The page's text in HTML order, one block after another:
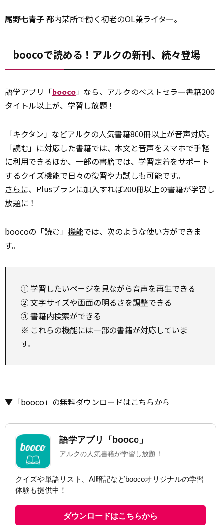
尾野七青子都内某所で働く初老のOL兼ライター。
boocoで読める！アルクの新刊、続々登場
語学アプリ「booco」なら、アルクのベストセラー書籍200
タイトル以上が、学習し放題！
「キクタン」などアルクの人気書籍800冊以上が音声対応。
「読む」に対応した書籍では、本文と音声をスマホで手軽
に利用できるほか、一部の書籍では、学習定着をサポート
するクイズ機能で日々の復習や力試しも可能です。
さらに、Plusプランに加入すれば200冊以上の書籍が学習し
放題に！
boocoの「読む」 機能では、次のような使い方ができま
す。
① 学習したいページを見ながら音声を再生できる
② 文字サイズや画面の明るさを調整できる
③ 書籍内検索ができる
※ これらの機能には一部の書籍が対応していま
す。
▼「booco」の無料ダウンロードはこちらから